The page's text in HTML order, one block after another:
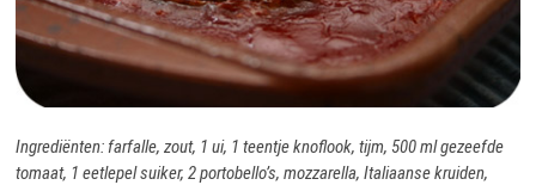
Ingrediënten: farfalle, zout, 1 ui, 1 teentje knoflook, tijm, 500 ml gezeefde
tomaat, 1 eetlepel suiker, 2 portobello’s, mozzarella, Italiaanse kruiden,